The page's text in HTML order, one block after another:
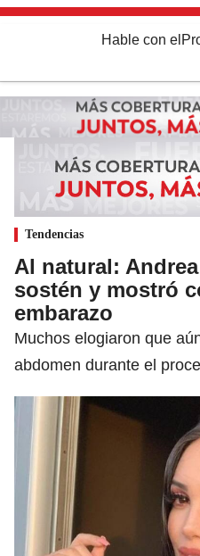
Hable con el
Tendencias
Al natural:
sostén y mostró
embarazo
Muchos elogiaron que
abdomen durante el